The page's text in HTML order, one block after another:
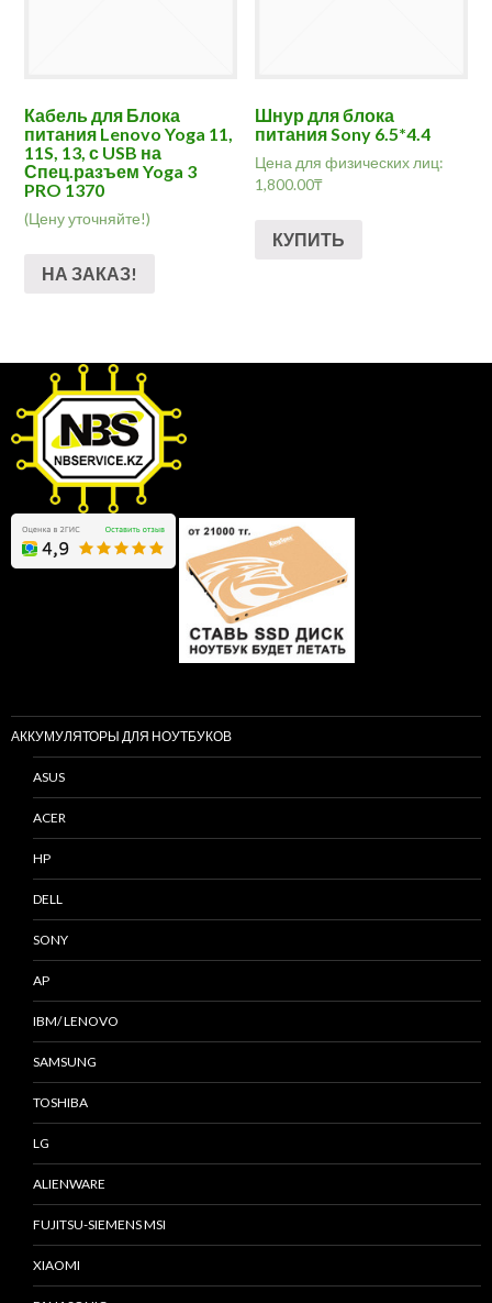
Кабель для Блока
питания Lenovo Yoga 11,
11S, 13, с USB на
Спец.разъем Yoga 3
PRO 1370
(Цену уточняйте!)
НА ЗАКАЗ!
Шнур для блока
питания Sony 6.5*4.4
Цена для физических лиц:
1,800.00₸
КУПИТЬ
АККУМУЛЯТОРЫ ДЛЯ НОУТБУКОВ
ASUS
ACER
HP
DELL
SONY
AP
IBM/ LENOVO
SAMSUNG
TOSHIBA
LG
ALIENWARE
FUJITSU-SIEMENS MSI
XIAOMI